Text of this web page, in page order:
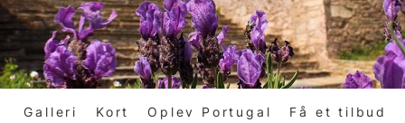
Galleri Kort Oplev Portugal Få et tilbud